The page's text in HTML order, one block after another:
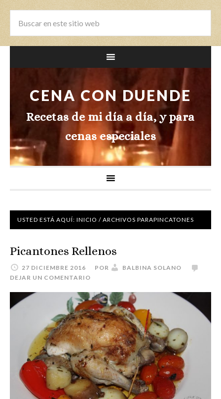
CENA CON DUENDE
Recetas de mi día a día, y para
cenas especiales
USTED ESTÁ AQUÍ: INICIO / ARCHIVOS PARAPINCATONES
Picantones Rellenos
27 DICIEMBRE 2016 POR
BALBINA SOLANO
DEJAR UN COMENTARIO